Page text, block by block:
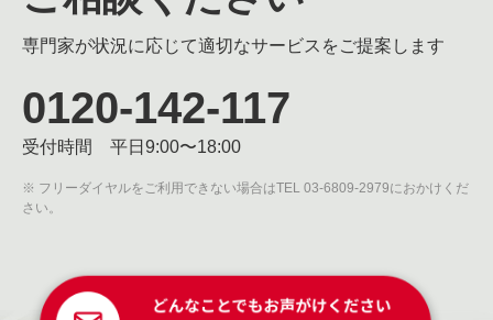
専門家が状況に応じて適切なサービスをご提案します
0120-142-117
受付時間 平日9:00〜18:00
※ フリーダイヤルをご利用できない場合はTEL 03-6809-2979におかけくだ
さい。